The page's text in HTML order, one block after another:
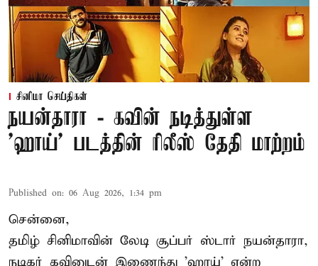
சினிமா செய்திகள்
நயன்தாரா - கவின் நடித்துள்ள
'ஹாய்' படத்தின் ரிலீஸ் தேதி மாற்றம்
Published on: 06 Aug 2026, 1:34 pm
சென்னை,
தமிழ் சினிமாவின் லேடி சூப்பர் ஸ்டார் நயன்தாரா,
நடிகர் கவினுடன் இணைந்து 'ஹாய்' என்ற